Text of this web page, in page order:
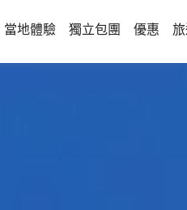
當地體驗 獨立包團 優惠